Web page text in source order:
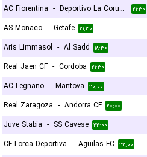
AC Fiorentina - Deportivo La Coruna ۲۱:۳۰
AS Monaco - Getafe ۲۱:۳۰
Aris Limmasol - Al Sadd ۱۸:۳۰
Real Jaen CF - Cordoba ۲۱:۳۰
AC Legnano - Mantova ۲۰:۰۰
Real Zaragoza - Andorra CF ۲۰:۰۰
Juve Stabia - SS Cavese ۲۲:۰۰
CF Lorca Deportiva - Aguilas FC ۲۲:۰۰